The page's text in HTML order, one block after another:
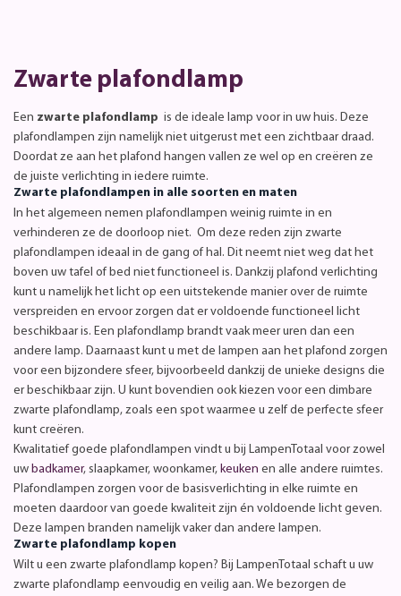
Zwarte plafondlamp
Een zwarte plafondlamp is de ideale lamp voor in uw huis. Deze
plafondlampen zijn namelijk niet uitgerust met een zichtbaar draad.
Doordat ze aan het plafond hangen vallen ze wel op en creëren ze
de juiste verlichting in iedere ruimte.
Zwarte plafondlampen in alle soorten en maten
In het algemeen nemen plafondlampen weinig ruimte in en
verhinderen ze de doorloop niet. Om deze reden zijn zwarte
plafondlampen ideaal in de gang of hal. Dit neemt niet weg dat het
boven uw tafel of bed niet functioneel is. Dankzij plafond verlichting
kunt u namelijk het licht op een uitstekende manier over de ruimte
verspreiden en ervoor zorgen dat er voldoende functioneel licht
beschikbaar is. Een plafondlamp brandt vaak meer uren dan een
andere lamp. Daarnaast kunt u met de lampen aan het plafond zorgen
voor een bijzondere sfeer, bijvoorbeeld dankzij de unieke designs die
er beschikbaar zijn. U kunt bovendien ook kiezen voor een dimbare
zwarte plafondlamp, zoals een spot waarmee u zelf de perfecte sfeer
kunt creëren.
Kwalitatief goede plafondlampen vindt u bij LampenTotaal voor zowel
uw badkamer, slaapkamer, woonkamer, keuken en alle andere ruimtes.
Plafondlampen zorgen voor de basisverlichting in elke ruimte en
moeten daardoor van goede kwaliteit zijn én voldoende licht geven.
Deze lampen branden namelijk vaker dan andere lampen.
Zwarte plafondlamp kopen
Wilt u een zwarte plafondlamp kopen? Bij LampenTotaal schaft u uw
zwarte plafondlamp eenvoudig en veilig aan. We bezorgen de